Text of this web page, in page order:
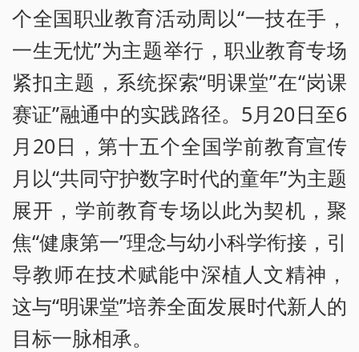
个全国职业教育活动周以“一技在手，
一生无忧”为主题举行，职业教育专场
紧扣主题，系统探索“明课堂”在“岗课
赛证”融通中的实践路径。5月20日至6
月20日，第十五个全国学前教育宣传
月以“共同守护数字时代的童年”为主题
展开，学前教育专场以此为契机，聚
焦“健康第一”理念与幼小科学衔接，引
导教师在技术赋能中深植人文精神，
这与“明课堂”培养全面发展时代新人的
目标一脉相承。